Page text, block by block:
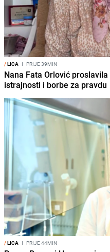
/LICA I PRIJE 39MIN
Nana Fata Orlović
istrajnosti i borbe za pravdu
/LICA I PRIJE 44MIN